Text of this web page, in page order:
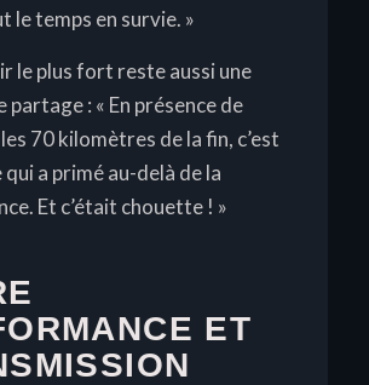
le temps en survie. »
le plus fort reste aussi une
partage : « En présence de
70 kilomètres de la fin, c’est
a primé au-delà de la
Et c’était chouette ! »
ET